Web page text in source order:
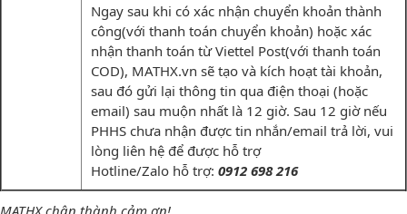
Ngay sau khi có xác nhận chuyển khoản thành
công(với thanh toán chuyển khoản) hoặc xác
nhận thanh toán từ Viettel Post(với thanh toán
COD), MATHX.vn sẽ tạo và kích hoạt tài khoản,
sau đó gửi lại thông tin qua điện thoại (hoặc
email) sau muộn nhất là 12 giờ. Sau 12 giờ nếu
PHHS chưa nhận được tin nhắn/email trả lời, vui
lòng liên hệ để được hỗ trợ
Hotline/Zalo hỗ trợ: 0912 698 216
MATHX chân thành cảm ơn!